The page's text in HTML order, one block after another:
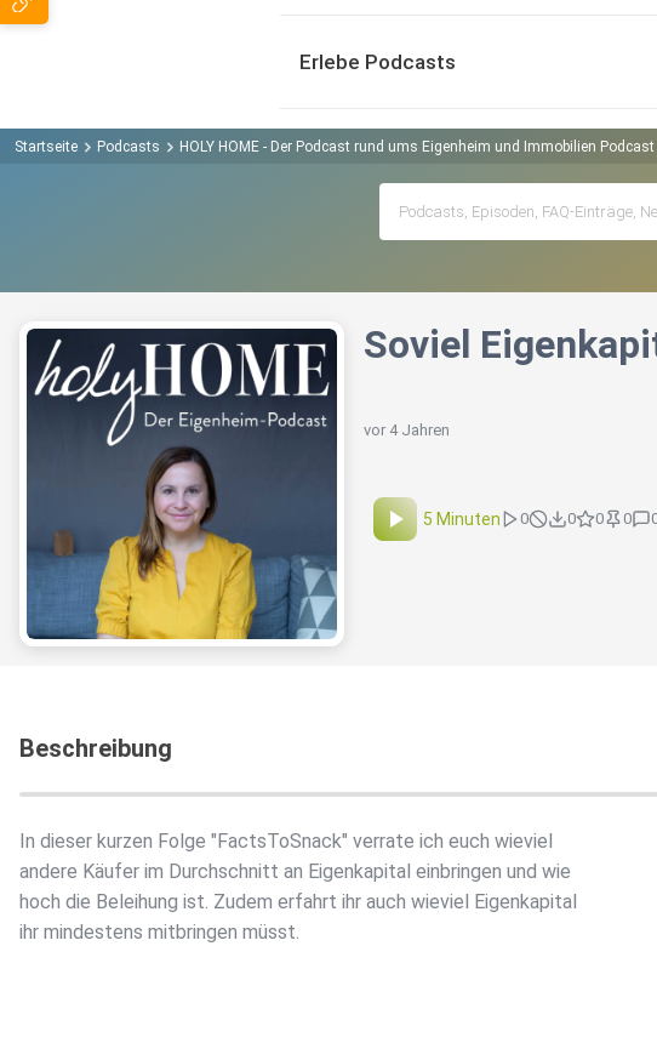
Erlebe Podcasts
Startseite Podcasts HOLY HOME - Der Podcast rund ums Eigenheim und Immobilien Podcast
Soviel
vor 4 Jahren
5 Minuten 0 0 0 0
Beschreibung
In dieser kurzen Folge "FactsToSnack" verrate ich euch wieviel
andere Käufer im Durchschnitt an Eigenkapital einbringen und wie
hoch die Beleihung ist. Zudem erfahrt ihr auch wieviel Eigenkapital
ihr mindestens mitbringen müsst.